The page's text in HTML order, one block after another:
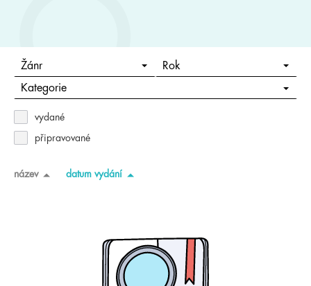
Žánr Rok
Kategorie
vydané
připravované
název datum vydání